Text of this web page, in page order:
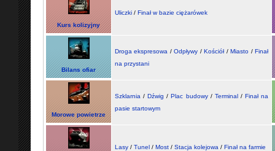
Kurs kolizyjny
Uliczki / Finał w bazie ciężarówek
Bilans ofiar
Droga ekspresowa /Odpływy /Kościół/Miasto /Finał
na przystani
Morowe powietrze
Szklarnia /Dźwig /Plac budowy/ Terminal/ Finał na
pasie startowym
Lasy / Tunel / Most / Stacja kolejowa / Finał na farmie